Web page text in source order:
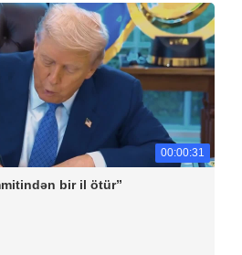
00:00:31
bir il ötür”